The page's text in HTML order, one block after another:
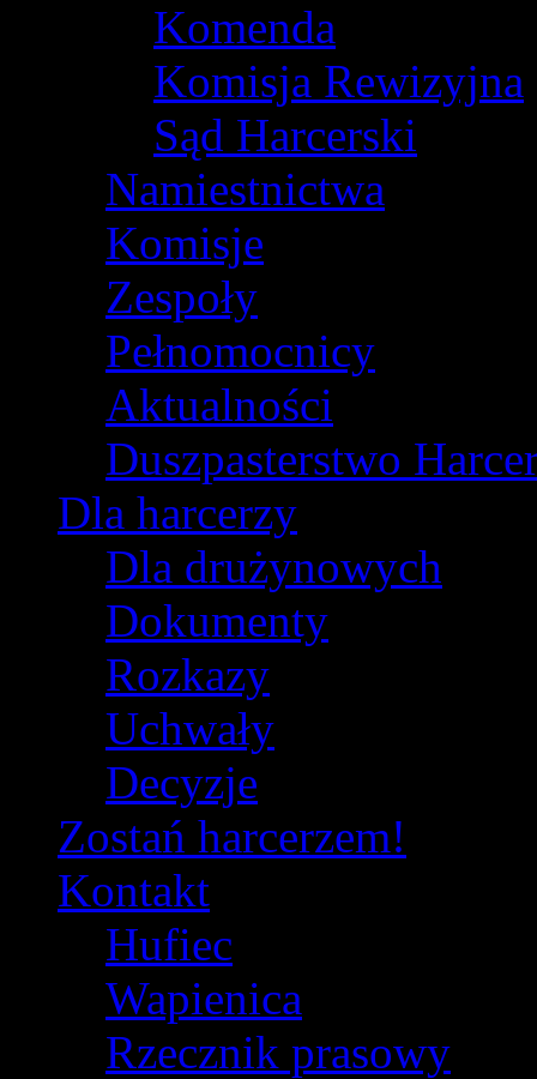
Komenda
Komisja Rewizyjna
Sąd Harcerski
Namiestnictwa
Komisje
Zespoły
Pełnomocnicy
Aktualności
Duszpasterstwo
Dla harcerzy
Dla drużynowych
Dokumenty
Rozkazy
Uchwały
Decyzje
Zostań harcerzem!
Kontakt
Hufiec
Wapienica
Rzecznik prasowy